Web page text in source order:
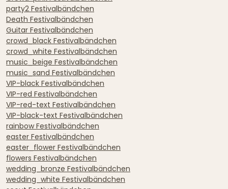
party2 Festivalbändchen
Death Festivalbändchen
Guitar Festivalbändchen
crowd_black Festivalbändchen
crowd_white Festivalbändchen
music_beige Festivalbändchen
music_sand Festivalbändchen
VIP-black Festivalbändchen
VIP-red Festivalbändchen
VIP-red-text Festivalbändchen
VIP-black-text Festivalbändchen
rainbow Festivalbändchen
easter Festivalbändchen
easter_flower Festivalbändchen
flowers Festivalbändchen
wedding_bronze Festivalbändchen
wedding_white Festivalbändchen